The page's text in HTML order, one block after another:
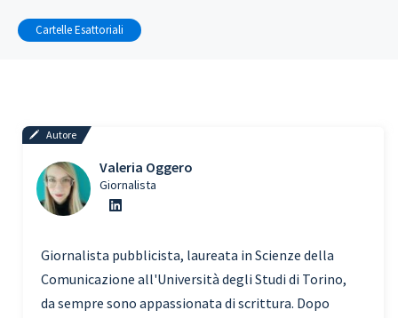
Cartelle Esattoriali
Autore
Valeria Oggero
Giornalista
Giornalista pubblicista, laureata in Scienze della
Comunicazione all'Università degli Studi di Torino,
da sempre sono appassionata di scrittura. Dopo